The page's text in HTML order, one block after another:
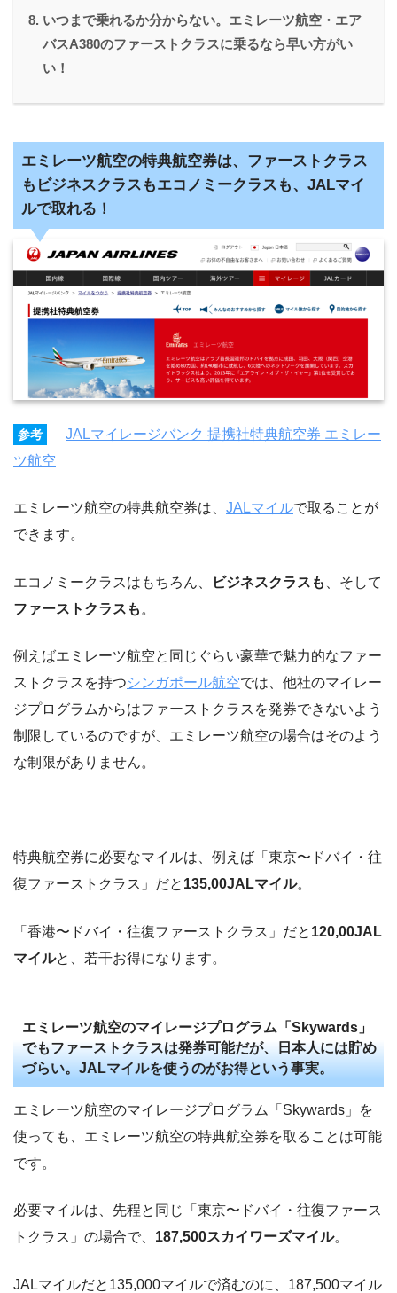
いつまで乗れるか分からない。エミレーツ航空・エア
バスA380のファーストクラスに乗るなら早い方がい
い！
エミレーツ航空の特典航空券は、ファーストクラス
もビジネスクラスもエコノミークラスも、JALマイ
ルで取れる！
参考
JALマイレージバンク 提携社特典航空券 エミレー
ツ航空
エミレーツ航空の特典航空券は、 JALマイルで取ることが
できます。
エコノミークラスはもちろん、 ビジネスクラスも
、そして
ファーストクラスも 。
例えばエミレーツ航空と同じぐらい豪華で魅力的なファー
ストクラスを持つシンガポール航空では、他社のマイレー
ジプログラムからはファーストクラスを発券できないよう
制限しているのですが、エミレーツ航空の場合はそのよう
な制限がありません。
特典航空券に必要なマイルは、例えば「東京〜ドバイ・往
復ファーストクラス」だと 135,00JALマイル。
「香港〜ドバイ・往復ファーストクラス」だと 120,00JAL
マイルと、若干お得になります。
エミレーツ航空のマイレージプログラム「Skywards」
でもファーストクラスは発券可能だが、日本人には貯め
づらい。JALマイルを使うのがお得という事実。
エミレーツ航空のマイレージプログラム「Skywards」を
使っても、エミレーツ航空の特典航空券を取ることは可能
です。
必要マイルは、先程と同じ「東京〜ドバイ・往復ファース
トクラス」の場合で、 187,500スカイワーズマイル。
JALマイルだと135,000マイルで済むのに、187,500マイル